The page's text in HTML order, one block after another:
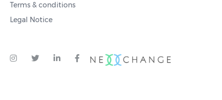
Terms & conditions
Legal Notice